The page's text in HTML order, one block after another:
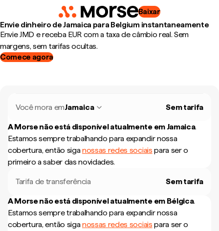
Baixar
Envie dinheiro de Jamaica para Belgium instantaneamente
Envie JMD e receba EUR com a taxa de câmbio real. Sem
margens, sem tarifas ocultas.
Comece agora
Você mora emJamaica Sem tarifa
A Morse não está disponível atualmente em Jamaica.
Estamos sempre trabalhando para expandir nossa
cobertura, então siganossas redes sociais para ser o
primeiro a saber das novidades.
Tarifa de transferência Sem tarifa
A Morse não está disponível atualmente em Bélgica.
Estamos sempre trabalhando para expandir nossa
cobertura, então siganossas redes sociais para ser o